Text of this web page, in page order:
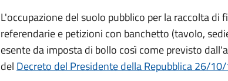
L'occupazione del suolo pubblico per la raccolta di
referendarie e petizioni con banchetto (tavolo,
esente da imposta di bollo così come previsto
del Decreto del Presidente della Repubblica 26/